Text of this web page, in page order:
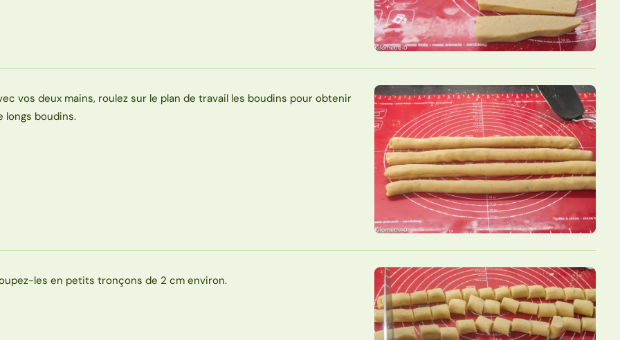
vos deux mains, roulez sur le plan de travail les boudins pour obtenir
longs boudins.
les en petits tronçons de 2 cm environ.